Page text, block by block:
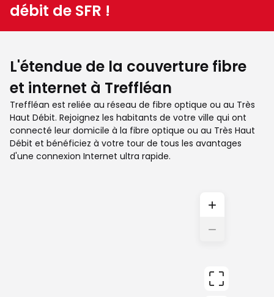
débit de SFR !
L'étendue de la couverture fibre
et internet à Treffléan
Treffléan est reliée au réseau de fibre optique ou au Très
Haut Débit. Rejoignez les habitants de votre ville qui ont
connecté leur domicile à la fibre optique ou au Très Haut
Débit et bénéficiez à votre tour de tous les avantages
d'une connexion Internet ultra rapide.
+
−